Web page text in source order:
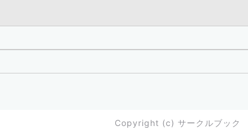
Copyright (c) サークルブック